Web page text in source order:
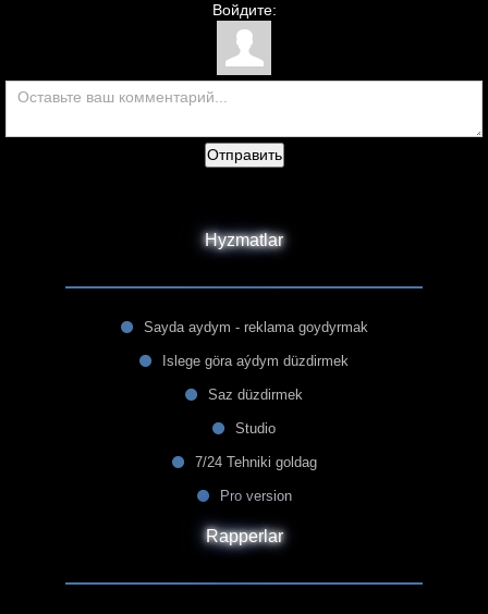
Войдите:
Отправить
Hyzmatlar
Sayda aydym - reklama goydyrmak
Islege göra aýdym düzdirmek
Saz düzdirmek
Studio
7/24 Tehniki goldag
Pro version
Rapperlar